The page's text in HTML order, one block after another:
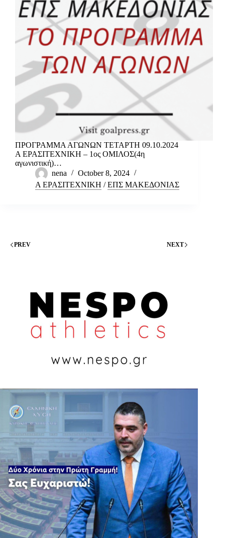
ΠΡΟΓΡΑΜΜΑ ΑΓΩΝΩΝ ΤΕΤΑΡΤΗ 09.10.2024
Α ΕΡΑΣΙΤΕΧΝΙΚΗ – 1ος ΟΜΙΛΟΣ(4η
αγωνιστική)…
nena
October 8, 2024
Α ΕΡΑΣΙΤΕΧΝΙΚΗ /ΕΠΣ ΜΑΚΕΔΟΝΙΑΣ
PREV NEXT